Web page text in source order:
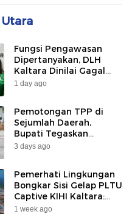
Fungsi Pengawasan
Dipertanyakan, DLH
Kaltara Dinilai Gagal
Awasi PLTU Captive dan
1 day ago
Pemotongan TPP di
Sejumlah Daerah,
Bupati Tegaskan
Bulungan Belum
3 days ago
Pemerhati Lingkungan
Bongkar Sisi Gelap PLTU
Captive KIHI Kaltara:
“Industri Hijau Hanya
1 week ago